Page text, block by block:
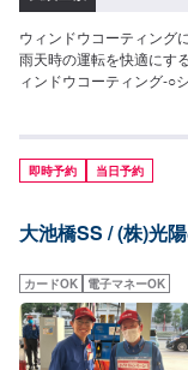
ウィンドウコーティング
雨天時の運転を快適にす
ィンドウコーティング-○
即時予約 当日予約
大池橋SS / (株)光
カードOK 電子マネーOK